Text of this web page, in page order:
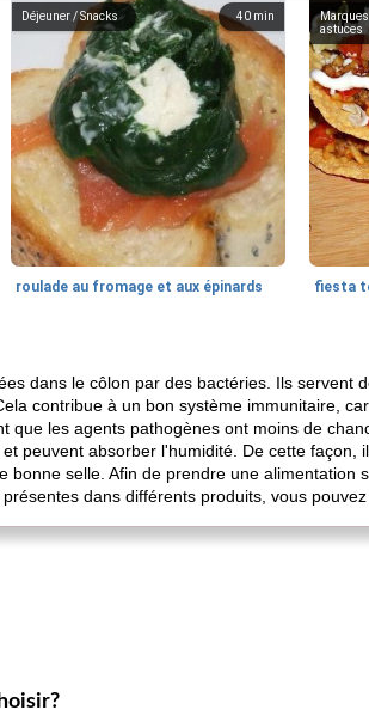
40 min
Déjeuner / Snacks
roulade au fromage et aux épinards
Marques
astuces
fiesta
dans le côlon par des bactéries. Ils
contribue à un bon système immunitaire,
que les agents pathogènes ont moins de
peuvent absorber l'humidité. De cette façon,
bonne selle. Afin de prendre une
dans différents produits, vous